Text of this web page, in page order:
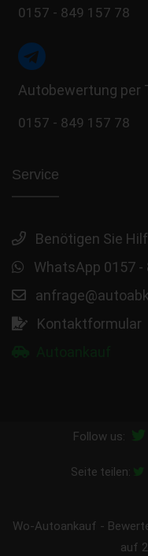
0157 - 849 157 78
Autobewertung per
0157 - 849 157 78
Service
Benötigen Sie
WhatsApp 0157 -
Kontaktformular
Follow us:
Seite teilen:
Wo-Autoankauf -
auf